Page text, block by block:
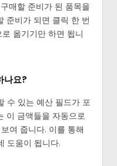
매할 준비가 된 품목을
준비가 되면 클릭 한 번
옮기기만 하면 됩니
나요?
수 있는 예산 필드가 포
이 금액들을 자동으로
여 줍니다. 이를 통해
도움이 됩니다.